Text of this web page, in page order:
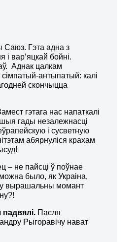
Саюз. Гэта адна з
вар’яцкай бойні.
Аднак цалкам
антыпатый: калі
скончыцца
гэтага нас напаткалі
гады незалежнасці
і сусветную
абярнуліся крахам
– не пайсці ў поўнае
было, як Украіна,
у вырашальны момант
Пасля
Рыгоравічу нават